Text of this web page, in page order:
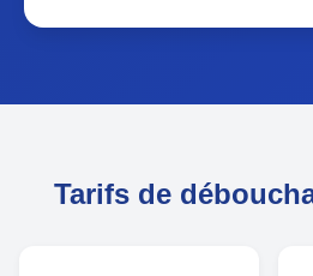
Tarifs de